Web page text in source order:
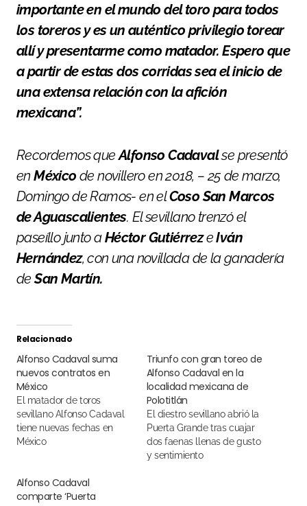
importante en el mundo del toro para todos
los toreros y es un auténtico privilegio torear
allí y presentarme como matador. Espero que
a partir de estas dos corridas sea el inicio de
una extensa relación con la afición
mexicana”.
Recordemos que Alfonso Cadavalse presentó
enMéxicode novillero en 2018, – 25 de marzo,
Domingo de Ramos- en elCoso San Marcos
de Aguascalientes. El sevillano trenzó el
paseíllo junto aHéctor GutiérrezeIván
Hernández, con una novillada de la ganadería
deSan Martín.
Relacionado
Alfonso Cadaval suma
nuevos contratos en
México
El matador de toros
sevillano Alfonso Cadaval
tiene nuevas fechas en
México
Triunfo con gran toreo de
Alfonso Cadaval en la
localidad mexicana de
Polotitlán
El diestro sevillano abrió la
Puerta Grande tras cuajar
dos faenas llenas de gusto
y sentimiento
Alfonso Cadaval
comparte ‘Puerta